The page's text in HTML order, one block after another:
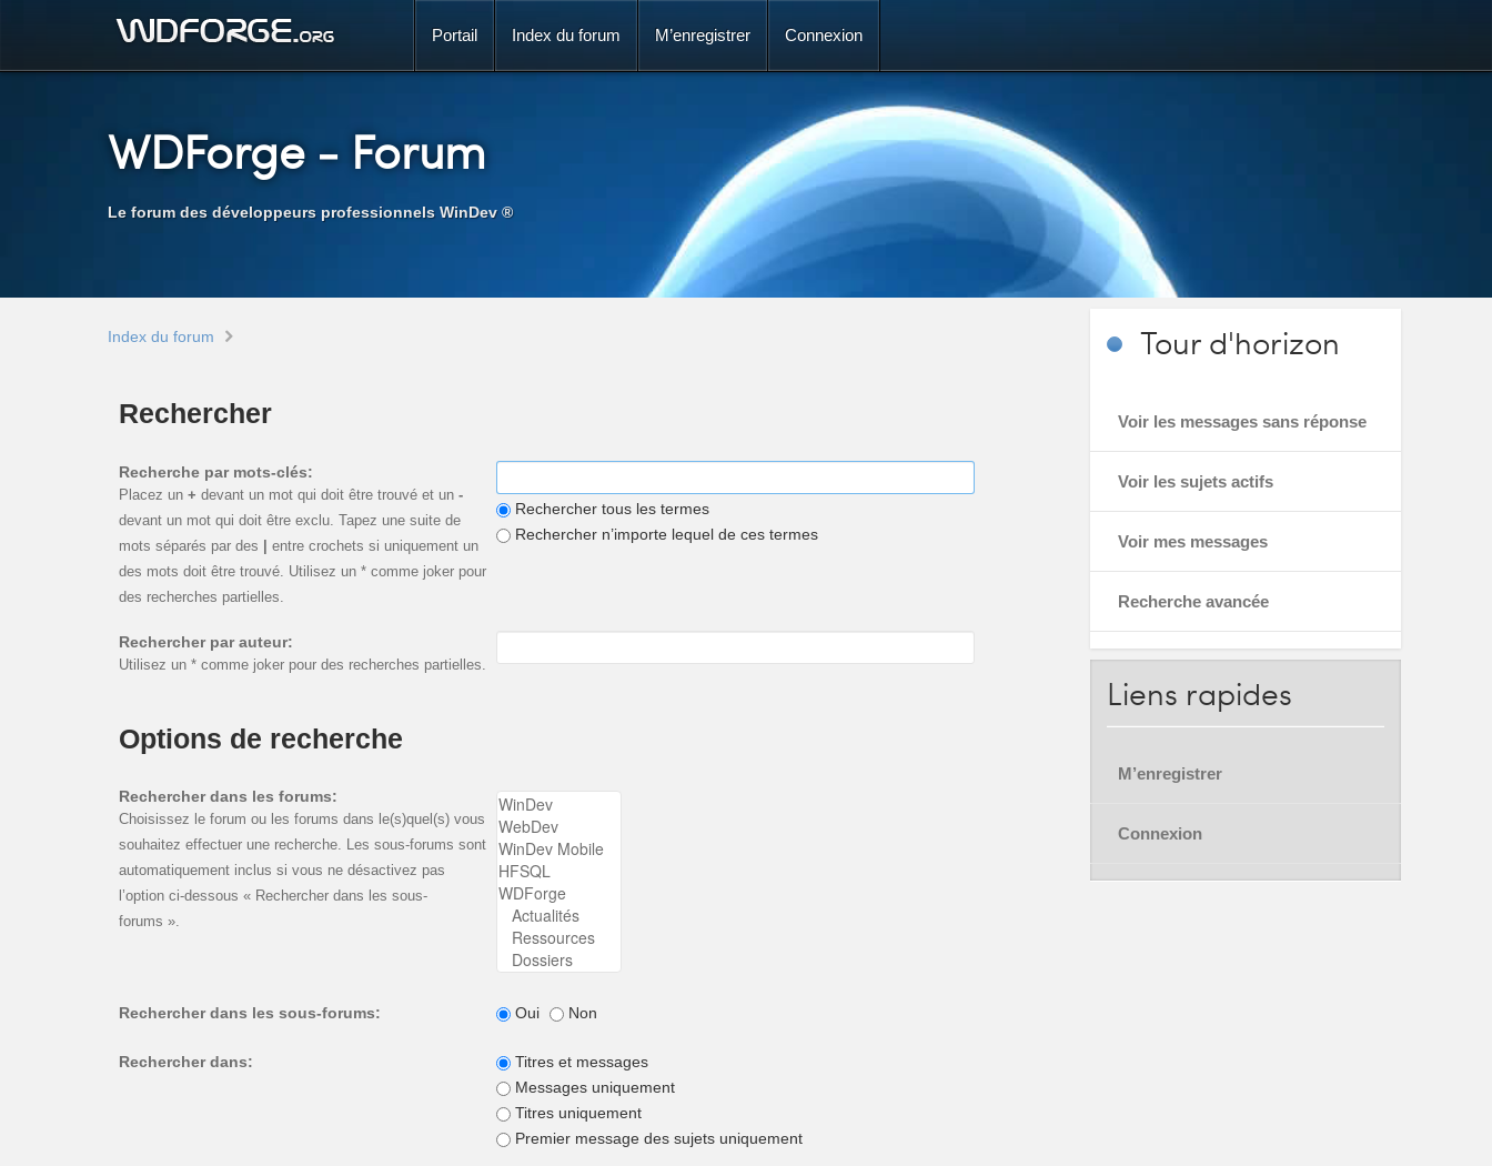
Portail Index du forum M’enregistrer Connexion
WDForge- Forum
Le forum des développeurs professionnels WinDev ®
Index du forum
Rechercher
Recherche par mots-clés:
Placez un + devant un mot qui doit être trouvé et un -
devant un mot qui doit être exclu. Tapez une suite de
mots séparés par des
entre crochets si uniquement un
des mots doit être trouvé. Utilisez un * comme joker pour
des recherches partielles.
Rechercher tous les termes
Rechercher n’importe lequel de ces termes
Rechercher par auteur:
Utilisez un * comme joker pour des recherches partielles.
Options de recherche
Rechercher dans les forums:
Choisissez le forum ou les forums dans le(s)quel(s) vous
souhaitez effectuer une recherche. Les sous-forums sont
automatiquement inclus si vous ne désactivez pas
l’option ci-dessous « Rechercher dans les sous-
forums ».
Rechercher dans les sous-forums: Oui Non
Rechercher dans:
Titres et messages
Messages uniquement
Titres uniquement
Premier message des sujets uniquement
Tour d'horizon
Voir les messages sans réponse
Voir les sujets actifs
Voir mes messages
Recherche avancée
Liens rapides
M’enregistrer
Connexion